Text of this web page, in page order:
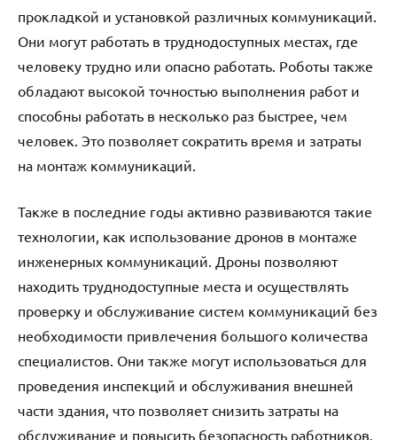
прокладкой и установкой различных коммуникаций.
Они могут работать в труднодоступных местах, где
человеку трудно или опасно работать. Роботы также
обладают высокой точностью выполнения работ и
способны работать в несколько раз быстрее, чем
человек. Это позволяет сократить время и затраты
на монтаж коммуникаций.
Также в последние годы активно развиваются такие
технологии, как использование дронов в монтаже
инженерных коммуникаций. Дроны позволяют
находить труднодоступные места и осуществлять
проверку и обслуживание систем коммуникаций без
необходимости привлечения большого количества
специалистов. Они также могут использоваться для
проведения инспекций и обслуживания внешней
части здания, что позволяет снизить затраты на
обслуживание и повысить безопасность работников.